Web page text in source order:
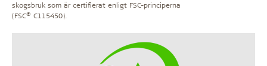
skogsbruk som är certifierat enligt FSC-principerna
(FSC® C115450).